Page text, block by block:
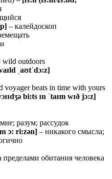
p] – калейдоскоп
wild outdoors
ɪld aʊtˈdɔ:z]
voyager beats in time with yours
ɔɪɪdʒə bi:ts ɪn ˈtaɪm wɪð jɔ:z]
разум; рассудок
m ɔ: ri:zən] – никакого смысла;
пределами обитания человека